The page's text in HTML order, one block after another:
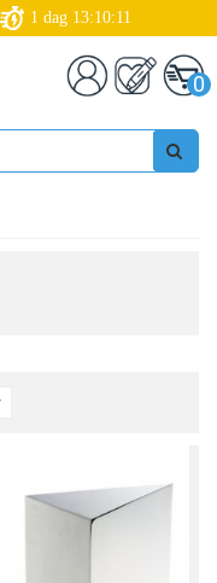
1 dag 13:10:09
0